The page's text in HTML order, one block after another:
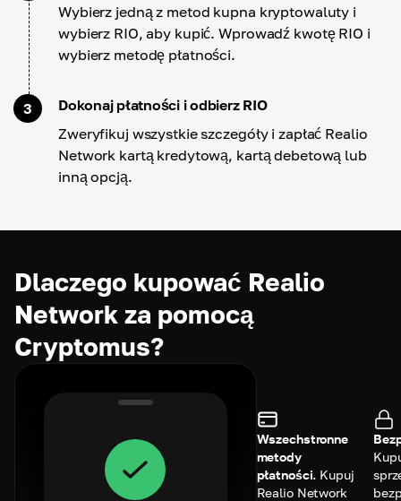
Wybierz jedną z metod kupna kryptowaluty i
wybierz RIO, aby kupić. Wprowadź kwotę RIO i
wybierz metodę płatności.
3
Dokonaj płatności i odbierz RIO
Zweryfikuj wszystkie szczegóły i zapłać Realio
Network kartą kredytową, kartą debetową lub
inną opcją.
Dlaczego kupować Realio
Network za pomocą
Cryptomus?
Wszechstronne
metody
płatności. Kupuj
Realio Network